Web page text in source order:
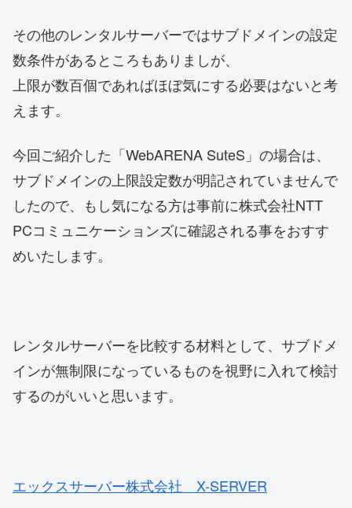
その他のレンタルサーバーではサブドメインの設定
数条件があるところもありましが、
上限が数百個であればほぼ気にする必要はないと考
えます。
今回ご紹介した「WebARENA SuteS」の場合は、
サブドメインの上限設定数が明記されていませんで
したので、もし気になる方は事前に株式会社NTT
PCコミュニケーションズに確認される事をおすす
めいたします。
レンタルサーバーを比較する材料として、サブドメ
インが無制限になっているものを視野に入れて検討
するのがいいと思います。
エックスサーバー株式会社 X-SERVER